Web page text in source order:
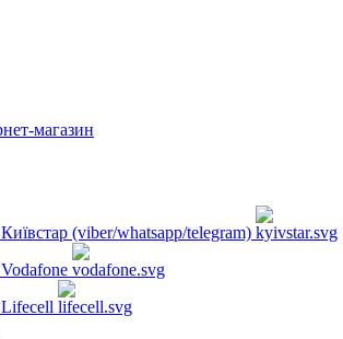
Київстар (viber/whatsapp/telegram)
Vodafone
Lifecell